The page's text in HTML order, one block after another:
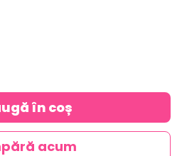
în coș
acum